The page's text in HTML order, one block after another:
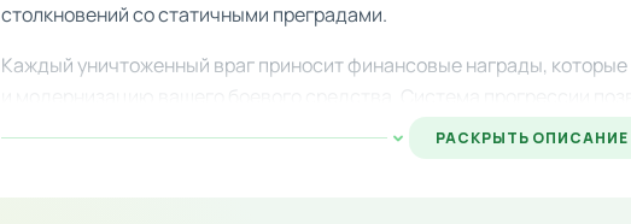
столкновений со статичными преградами.
Каждый уничтоженный враг приносит финансовые награды,
и модернизацию вашего боевого средства. Система прогрессии
транспорта и приобретать мощное оружие для более эффективной
РАСКРЫТЬ ОПИСАНИЕ